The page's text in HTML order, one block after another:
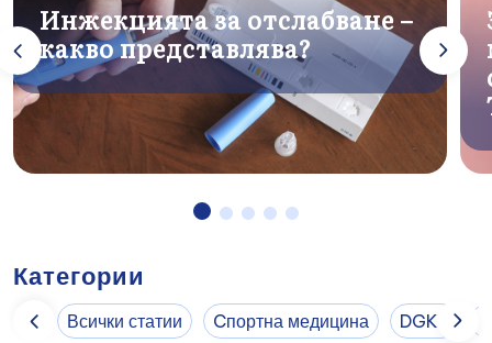
Инжекцията за отслабване –
какво представлява?
Категории
Всички статии Cпортна медицина DGKP